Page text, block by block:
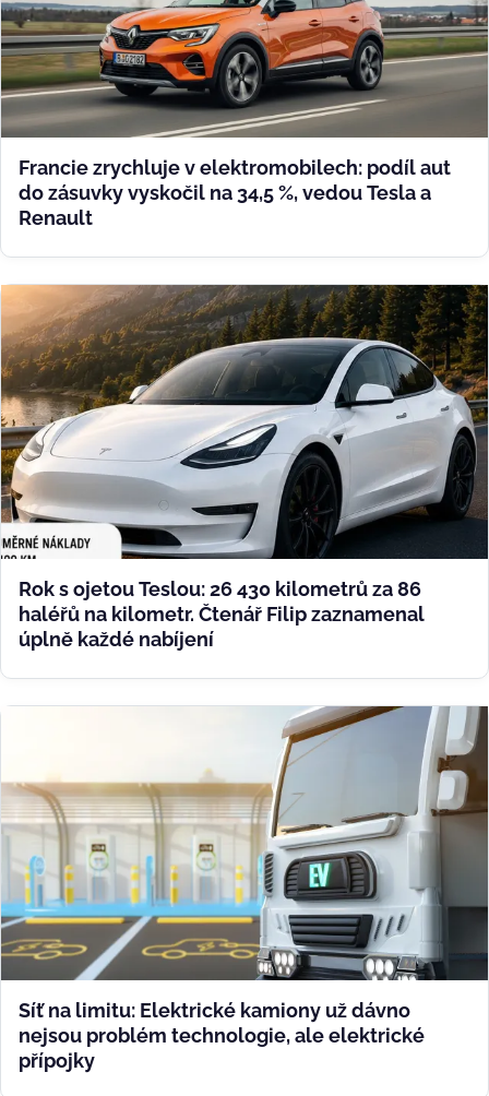
Francie zrychluje v elektromobilech: podíl aut
do zásuvky vyskočil na 34,5 %, vedou Tesla a
Renault
Rok s ojetou Teslou: 26 430 kilometrů za 86
haléřů na kilometr. Čtenář Filip zaznamenal
úplně každé nabíjení
Síť na limitu: Elektrické kamiony už dávno
nejsou problém technologie, ale elektrické
přípojky